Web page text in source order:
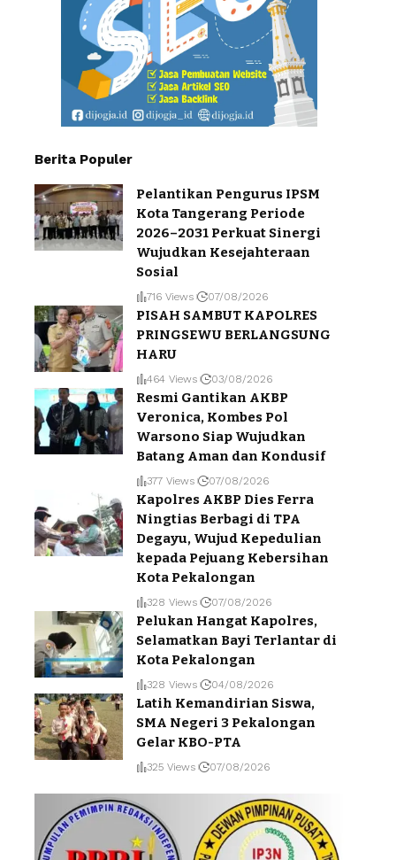
Berita Populer
Pelantikan Pengurus IPSM
Kota Tangerang Periode
2026–2031 Perkuat Sinergi
Wujudkan Kesejahteraan
Sosial
716 Views 07/08/2026
PISAH SAMBUT KAPOLRES
PRINGSEWU BERLANGSUNG
HARU
464 Views 03/08/2026
Resmi Gantikan AKBP
Veronica, Kombes Pol
Warsono Siap Wujudkan
Batang Aman dan Kondusif
377 Views 07/08/2026
Kapolres AKBP Dies Ferra
Ningtias Berbagi di TPA
Degayu, Wujud Kepedulian
kepada Pejuang Kebersihan
Kota Pekalongan
328 Views 07/08/2026
Pelukan Hangat Kapolres,
Selamatkan Bayi Terlantar di
Kota Pekalongan
328 Views 04/08/2026
Latih Kemandirian Siswa,
SMA Negeri 3 Pekalongan
Gelar KBO-PTA
325 Views 07/08/2026